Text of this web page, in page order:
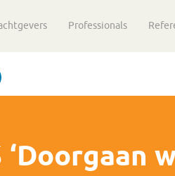
Professionals
‘Doorgaan